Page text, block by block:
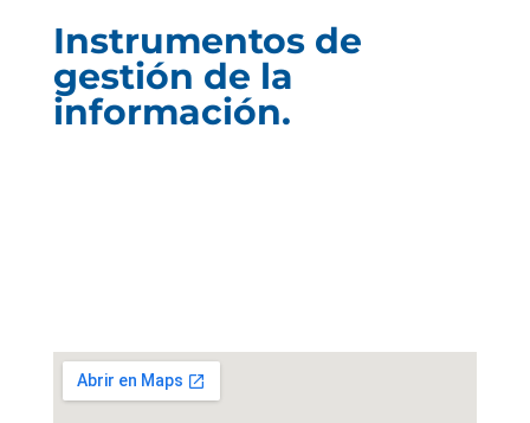
Instrumentos de
gestión de la
información.